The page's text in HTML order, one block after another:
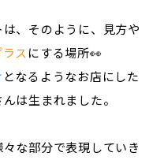
は、そのように、見方や
ス にする場所👀
となるようなお店にした
は生まれました。
な部分で表現していき